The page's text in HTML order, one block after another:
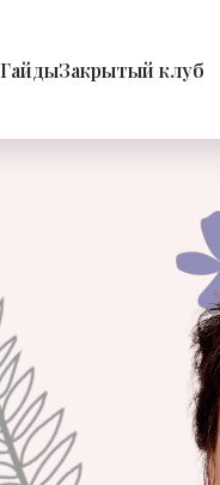
ГайдыЗакрытый клуб